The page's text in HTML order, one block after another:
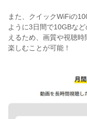
また、クイックWiFiの
ように3日間で10GBな
えるため、画質や視聴
楽しむことが可能！